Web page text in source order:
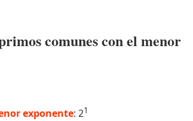
comunes con el menor
exponente: 21